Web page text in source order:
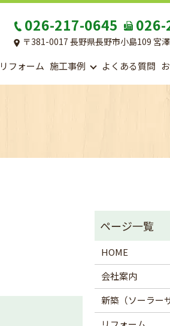
026-217-0645
〒381-0017 長野県長野市小島109 宮
リフォーム 施工事例 よくある質問
HOME
会社案内
新築（ソーラー